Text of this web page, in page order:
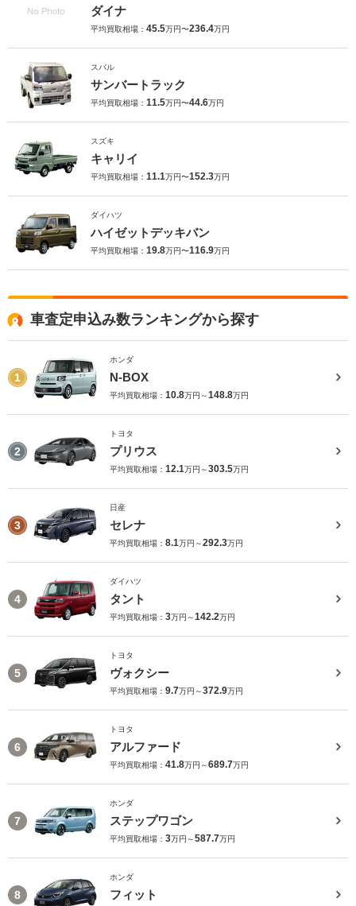
ダイナ
平均買取相場： 45.5万円〜236.4万円
スバル
サンバートラック
平均買取相場： 11.5万円〜44.6万円
スズキ
キャリイ
平均買取相場： 11.1万円〜152.3万円
ダイハツ
ハイゼットデッキバン
平均買取相場： 19.8万円〜116.9万円
車査定申込み数ランキングから探す
1
ホンダ
N-BOX
平均買取相場： 10.8万円～148.8万円
2
トヨタ
プリウス
平均買取相場： 12.1万円～303.5万円
3
日産
セレナ
平均買取相場： 8.1万円～292.3万円
4
ダイハツ
タント
平均買取相場： 3万円～142.2万円
5
トヨタ
ヴォクシー
平均買取相場： 9.7万円～372.9万円
6
トヨタ
アルファード
平均買取相場： 41.8万円～689.7万円
7
ホンダ
ステップワゴン
平均買取相場： 3万円～587.7万円
8
ホンダ
フィット